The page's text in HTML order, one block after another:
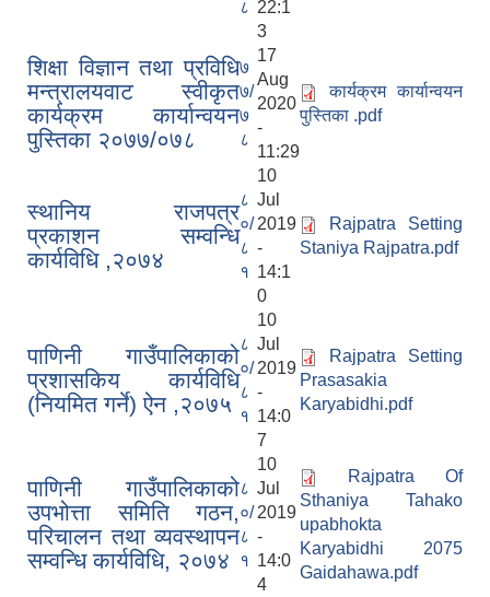
८ 22:1
3
शिक्षा विज्ञान तथा प्रविधि
मन्त्रालयवाट स्वीकृत
कार्यक्रम कार्यान्वयन
पुस्तिका २०७७/०७८
७
७/
७
८
17
Aug
2020
-
11:29
कार्यक्रम कार्यान्वयन
पुस्तिका .pdf
स्थानिय राजपत्र
प्रकाशन सम्वन्धि
कार्यविधि ,२०७४
८
०/
८
१
10
Jul
2019
-
14:1
0
Rajpatra Setting
Staniya Rajpatra.pdf
पाणिनी गाउँपालिकाको
प्रशासकिय कार्यविधि
(नियमित गर्ने) ऐन ,२०७५
८
०/
८
१
10
Jul
2019
-
14:0
7
Rajpatra Setting
Prasasakia
Karyabidhi.pdf
पाणिनी गाउँपालिकाको
उपभोत्ता समिति गठन,
परिचालन तथा व्यवस्थापन
सम्वन्धि कार्यविधि, २०७४
८
०/
८
१
10
Jul
2019
-
14:0
4
Rajpatra Of
Sthaniya Tahako
upabhokta
Karyabidhi 2075
Gaidahawa.pdf